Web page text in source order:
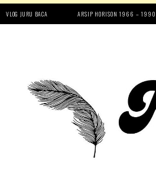
VLOG JURU BACA ARSIP HORISON 1966 – 1990